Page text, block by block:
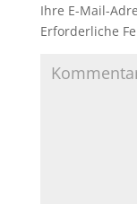
Ihre E-Mail-
Erforderliche